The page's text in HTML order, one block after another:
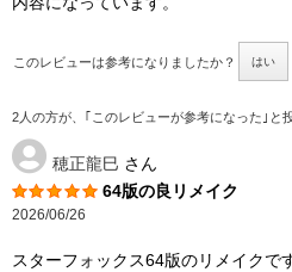
このレビューは参考になりましたか？ はい
2人の方が、｢このレビューが参考になった｣と
穂正龍巳 さん
64版の良リメイク
2026/06/26
スターフォックス64版のリメイクで